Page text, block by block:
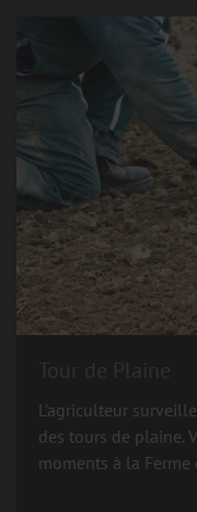
L'agriculteur
des tours de plaine.
moments à la